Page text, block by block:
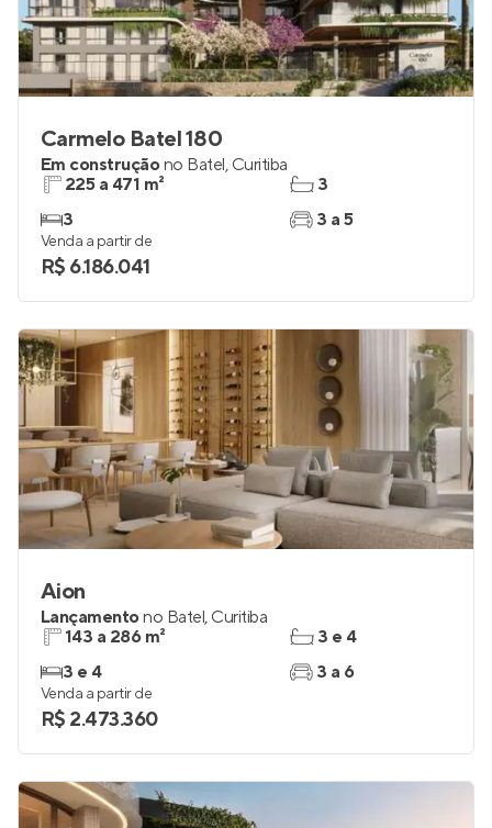
Carmelo Batel 180
Em construçãono Batel, Curitiba
225 a 471 m²
3
3
3 a 5
Venda a partir de
R$ 6.186.041
Aion
Lançamentono Batel, Curitiba
143 a 286 m²
3 e 4
3 e 4
3 a 6
Venda a partir de
R$ 2.473.360